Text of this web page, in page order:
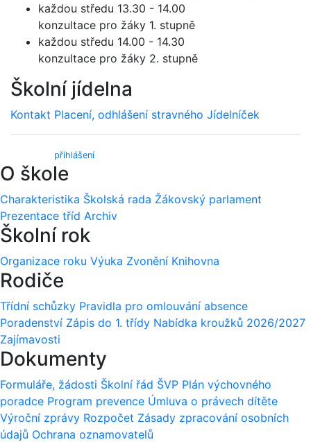
každou středu 13.30 - 14.00
konzultace pro žáky 1. stupně
každou středu 14.00 - 14.30
konzultace pro žáky 2. stupně
Školní jídelna
Kontakt Placení, odhlášení stravného Jídelníček
přihlášení)
O škole
Charakteristika Školská rada Žákovský parlament
Prezentace tříd Archiv
Školní rok
Organizace roku Výuka Zvonění Knihovna
Rodiče
Třídní schůzky Pravidla pro omlouvání absence
Poradenství Zápis do 1. třídy Nabídka kroužků 2026/2027
Zajímavosti
Dokumenty
Formuláře, žádosti Školní řád ŠVP Plán výchovného
poradce Program prevence Úmluva o právech dítěte
Výroční zprávy Rozpočet Zásady zpracování osobních
údajů Ochrana oznamovatelů